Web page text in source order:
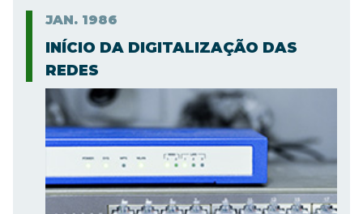
JAN. 1986
INÍCIO DA DIGITALIZAÇÃO DAS
REDES